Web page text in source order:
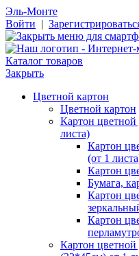
Эль-Монте
Войти |
Каталог товаров
Закрыть
Цветной картон
Цветной картон
Картон цветной
листа)
Картон
(от 1
Картон
Бумага,
Картон
Картон
Картон